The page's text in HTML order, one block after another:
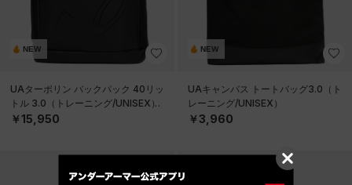
NEW
UAターポリン バックパック 40リッ
トル 3.0（トレーニング/UNISEX）
￥15,950
NEW
UAキャンバス トートバッグ3.0（ト
レーニング/UNISEX）
￥3,960